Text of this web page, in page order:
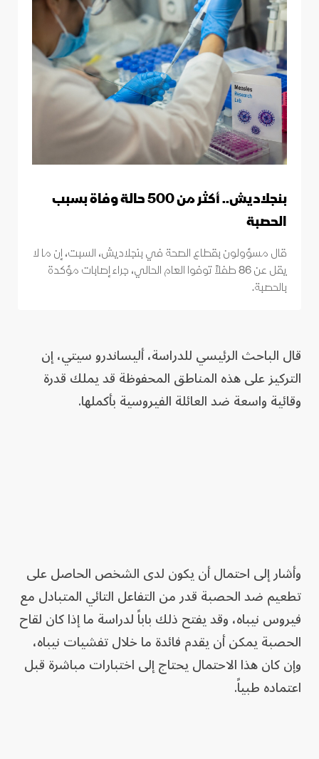
بنجلاديش.. أكثر من 500 حالة وفاة بسبب
الحصبة
قال مسؤولون بقطاع الصحة في بنجلاديش، السبت، إن ما لا
يقل عن 86 طفلاً توفوا العام الحالي، جراء إصابات مؤكدة
بالحصبة.
قال الباحث الرئيسي للدراسة، أليساندرو سيتي، إن
التركيز على هذه المناطق المحفوظة قد يملك قدرة
وقائية واسعة ضد العائلة الفيروسية بأكملها.
وأشار إلى احتمال أن يكون لدى الشخص الحاصل على
تطعيم ضد الحصبة قدر من التفاعل التائي المتبادل مع
فيروس نيباه، وقد يفتح ذلك باباً لدراسة ما إذا كان لقاح
الحصبة يمكن أن يقدم فائدة ما خلال تفشيات نيباه،
وإن كان هذا الاحتمال يحتاج إلى اختبارات مباشرة قبل
اعتماده طبياً.